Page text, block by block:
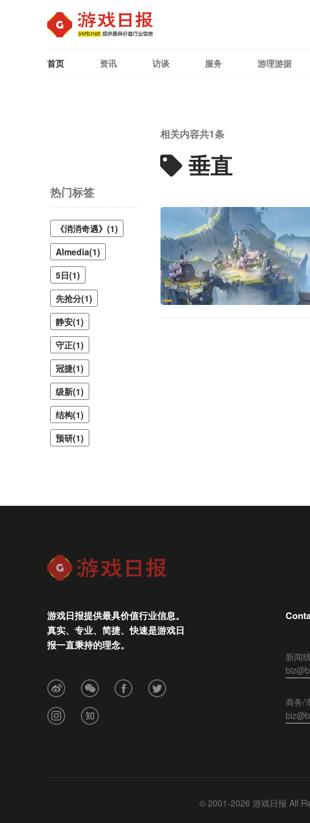
首页 资讯 访谈 服务 游理游据
热门标签
《消消奇遇》(1)
Almedia(1)
5日(1)
先抢分(1)
静安(1)
守正(1)
冠捷(1)
级新(1)
结构(1)
预研(1)
相关内容共1条
垂直
游戏日报提供最具价值行业信息。
真实、专业、简捷、快速是游戏日
报一直秉持的理念。
新闻
商务/
© 2001-2026 游戏日报 All